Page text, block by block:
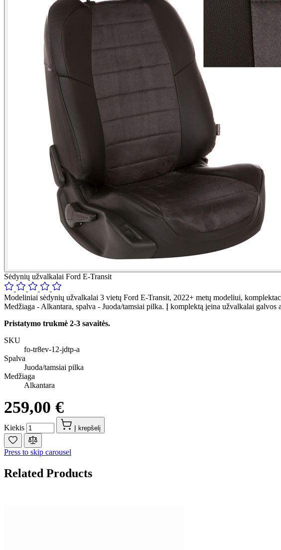
Sėdynių užvalkalai Ford E-Transit
Modeliniai sėdynių užvalkalai 3 vietų Ford E-Transit, 2022+ metų modeliui,
Medžiaga - Alkantara, spalva - Juoda/tamsiai pilka. Į komplektą įeina užvalkalai galvos
Pristatymo trukmė 2-3 savaitės.
SKU
fo-tr8ev-12-jdtp-a
Spalva
Juoda/tamsiai pilka
Medžiaga
Alkantara
259,00 €
Kiekis Į krepšelį
Press to skip carousel
Related Products